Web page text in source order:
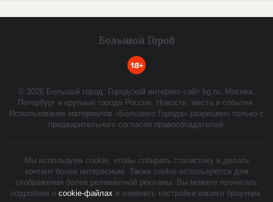
18+
© 2026 Большой город. Городской интернет-сайт bg.ru. Москва,
Петербург и крупные города России. Новости, места и события.
Использование материалов «Большого Города» разрешено только с
предварительного согласия правообладателей.
Мы используем cookie, чтобы собирать статистику и делать
контент более интересным. Также cookie используются для
отображения более релевантной рекламы. Вы можете прочитать
подробнее о cookie-файлах и изменить настройки вашего браузера.